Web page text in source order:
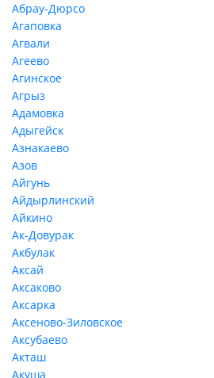
Абрау-Дюрсо
Агаповка
Агвали
Агеево
Агинское
Агрыз
Адамовка
Адыгейск
Азнакаево
Азов
Айгунь
Айдырлинский
Айкино
Ак-Довурак
Акбулак
Аксай
Аксаково
Аксарка
Аксеново-Зиловское
Аксубаево
Акташ
Акуша